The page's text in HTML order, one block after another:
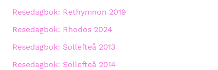
Resedagbok: Rethymnon 2019
Resedagbok: Rhodos 2024
Resedagbok: Sollefteå 2013
Resedagbok: Sollefteå 2014